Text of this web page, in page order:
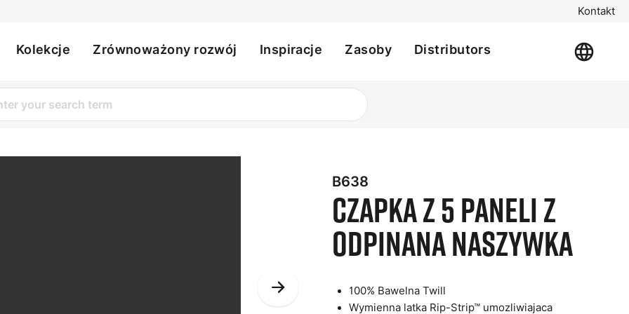
Kontakt
Kolekcje Zrównoważony rozwój Inspiracje Zasoby Distributors
B638
Czapka z 5 Paneli z
Odpinana Naszywka
100% Bawelna Twill
Wymienna latka Rip-Strip™ umozliwiajaca